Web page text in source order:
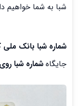
شبا به شما خواهیم
شماره شبا بانک
جایگاه شماره شبا